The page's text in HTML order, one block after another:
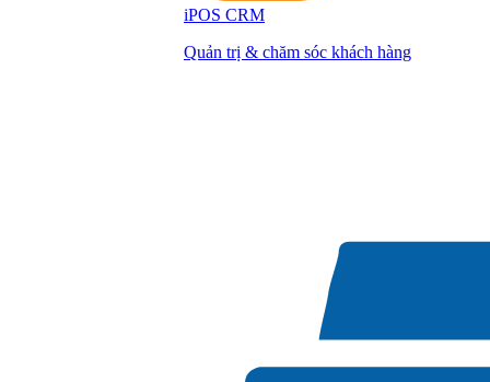
iPOS CRM
Quản trị & chăm sóc khách hàng